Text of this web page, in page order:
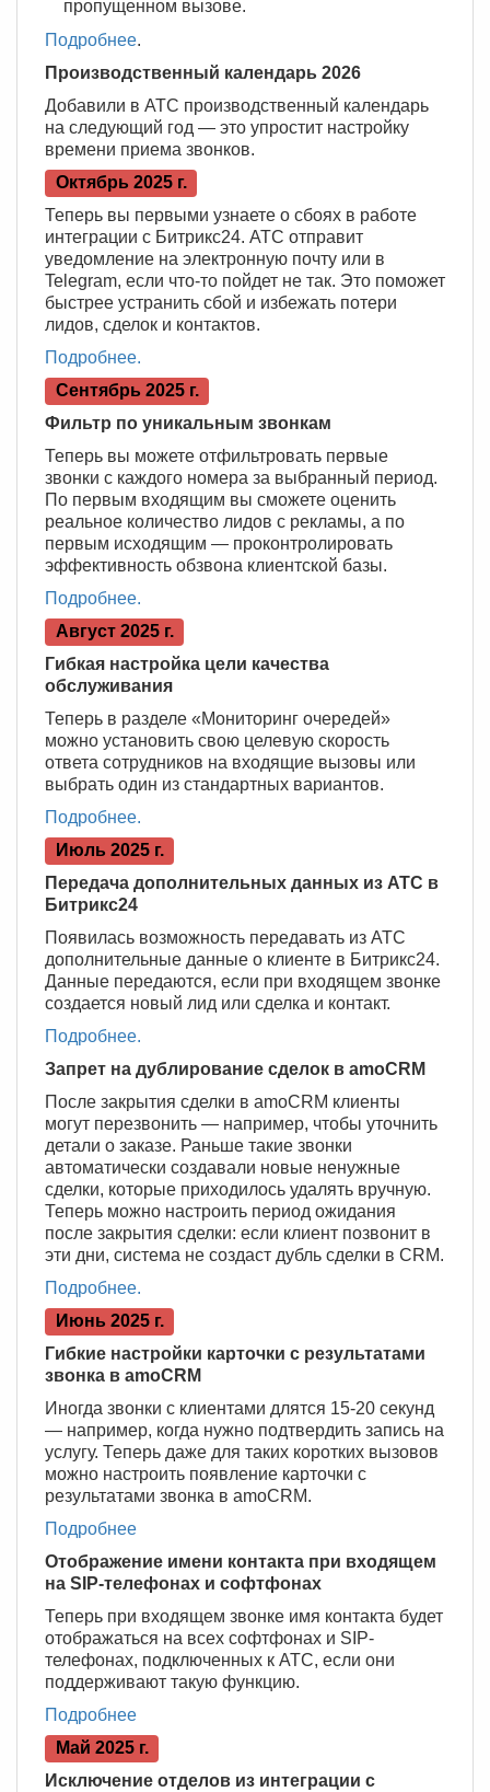
пропущенном вызове.
Подробнее.
Производственный календарь 2026
Добавили в АТС производственный календарь
на следующий год — это упростит настройку
времени приема звонков.
Октябрь 2025 г.
Теперь вы первыми узнаете о сбоях в работе
интеграции с Битрикс24. АТС отправит
уведомление на электронную почту или в
Telegram, если что-то пойдет не так. Это поможет
быстрее устранить сбой и избежать потери
лидов, сделок и контактов.
Подробнее.
Сентябрь 2025 г.
Фильтр по уникальным звонкам
Теперь вы можете отфильтровать первые
звонки с каждого номера за выбранный период.
По первым входящим вы сможете оценить
реальное количество лидов с рекламы, а по
первым исходящим — проконтролировать
эффективность обзвона клиентской базы.
Подробнее.
Август 2025 г.
Гибкая настройка цели качества
обслуживания
Теперь в разделе «Мониторинг очередей»
можно установить свою целевую скорость
ответа сотрудников на входящие вызовы или
выбрать один из стандартных вариантов.
Подробнее.
Июль 2025 г.
Передача дополнительных данных из АТС в
Битрикс24
Появилась возможность передавать из АТС
дополнительные данные о клиенте в Битрикс24.
Данные передаются, если при входящем звонке
создается новый лид или сделка и контакт.
Подробнее.
Запрет на дублирование сделок в amoCRM
После закрытия сделки в amoCRM клиенты
могут перезвонить — например, чтобы уточнить
детали о заказе. Раньше такие звонки
автоматически создавали новые ненужные
сделки, которые приходилось удалять вручную.
Теперь можно настроить период ожидания
после закрытия сделки: если клиент позвонит в
эти дни, система не создаст дубль сделки в CRM.
Подробнее.
Июнь 2025 г.
Гибкие настройки карточки с результатами
звонка в amoCRM
Иногда звонки с клиентами длятся 15-20 секунд
— например, когда нужно подтвердить запись на
услугу. Теперь даже для таких коротких вызовов
можно настроить появление карточки с
результатами звонка в amoCRM.
Подробнее
Отображение имени контакта при входящем
на SIP-телефонах и софтфонах
Теперь при входящем звонке имя контакта будет
отображаться на всех софтфонах и SIP-
телефонах, подключенных к АТС, если они
поддерживают такую функцию.
Подробнее
Май 2025 г.
Исключение отделов из интеграции c